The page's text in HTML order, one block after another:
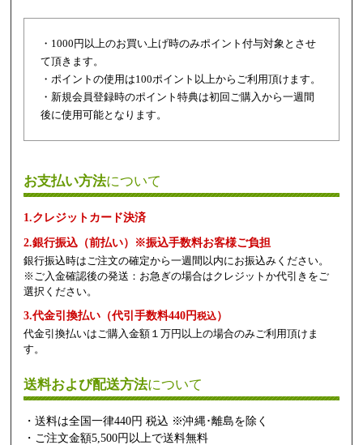
・1000円以上のお買い上げ時のみポイント付与対象とさせ
て頂きます。
・ポイントの使用は100ポイント以上からご利用頂けます。
・新規会員登録時のポイント特典は初回ご購入から一週間
後に使用可能となります。
お支払い方法について
1.クレジットカード決済
2.銀行振込（前払い）※振込手数料お客様ご負担
銀行振込時はご注文の確定から一週間以内にお振込みください。
※ご入金確認後の発送：お急ぎの場合はクレジットか代引きをご
選択ください。
3.代金引換払い（代引手数料440円税込）
代金引換払いはご購入金額１万円以上の場合のみご利用頂けま
す。
送料および配送方法について
・送料は全国一律440円 税込 ※沖縄･離島を除く
・ご注文金額5,500円以上で送料無料